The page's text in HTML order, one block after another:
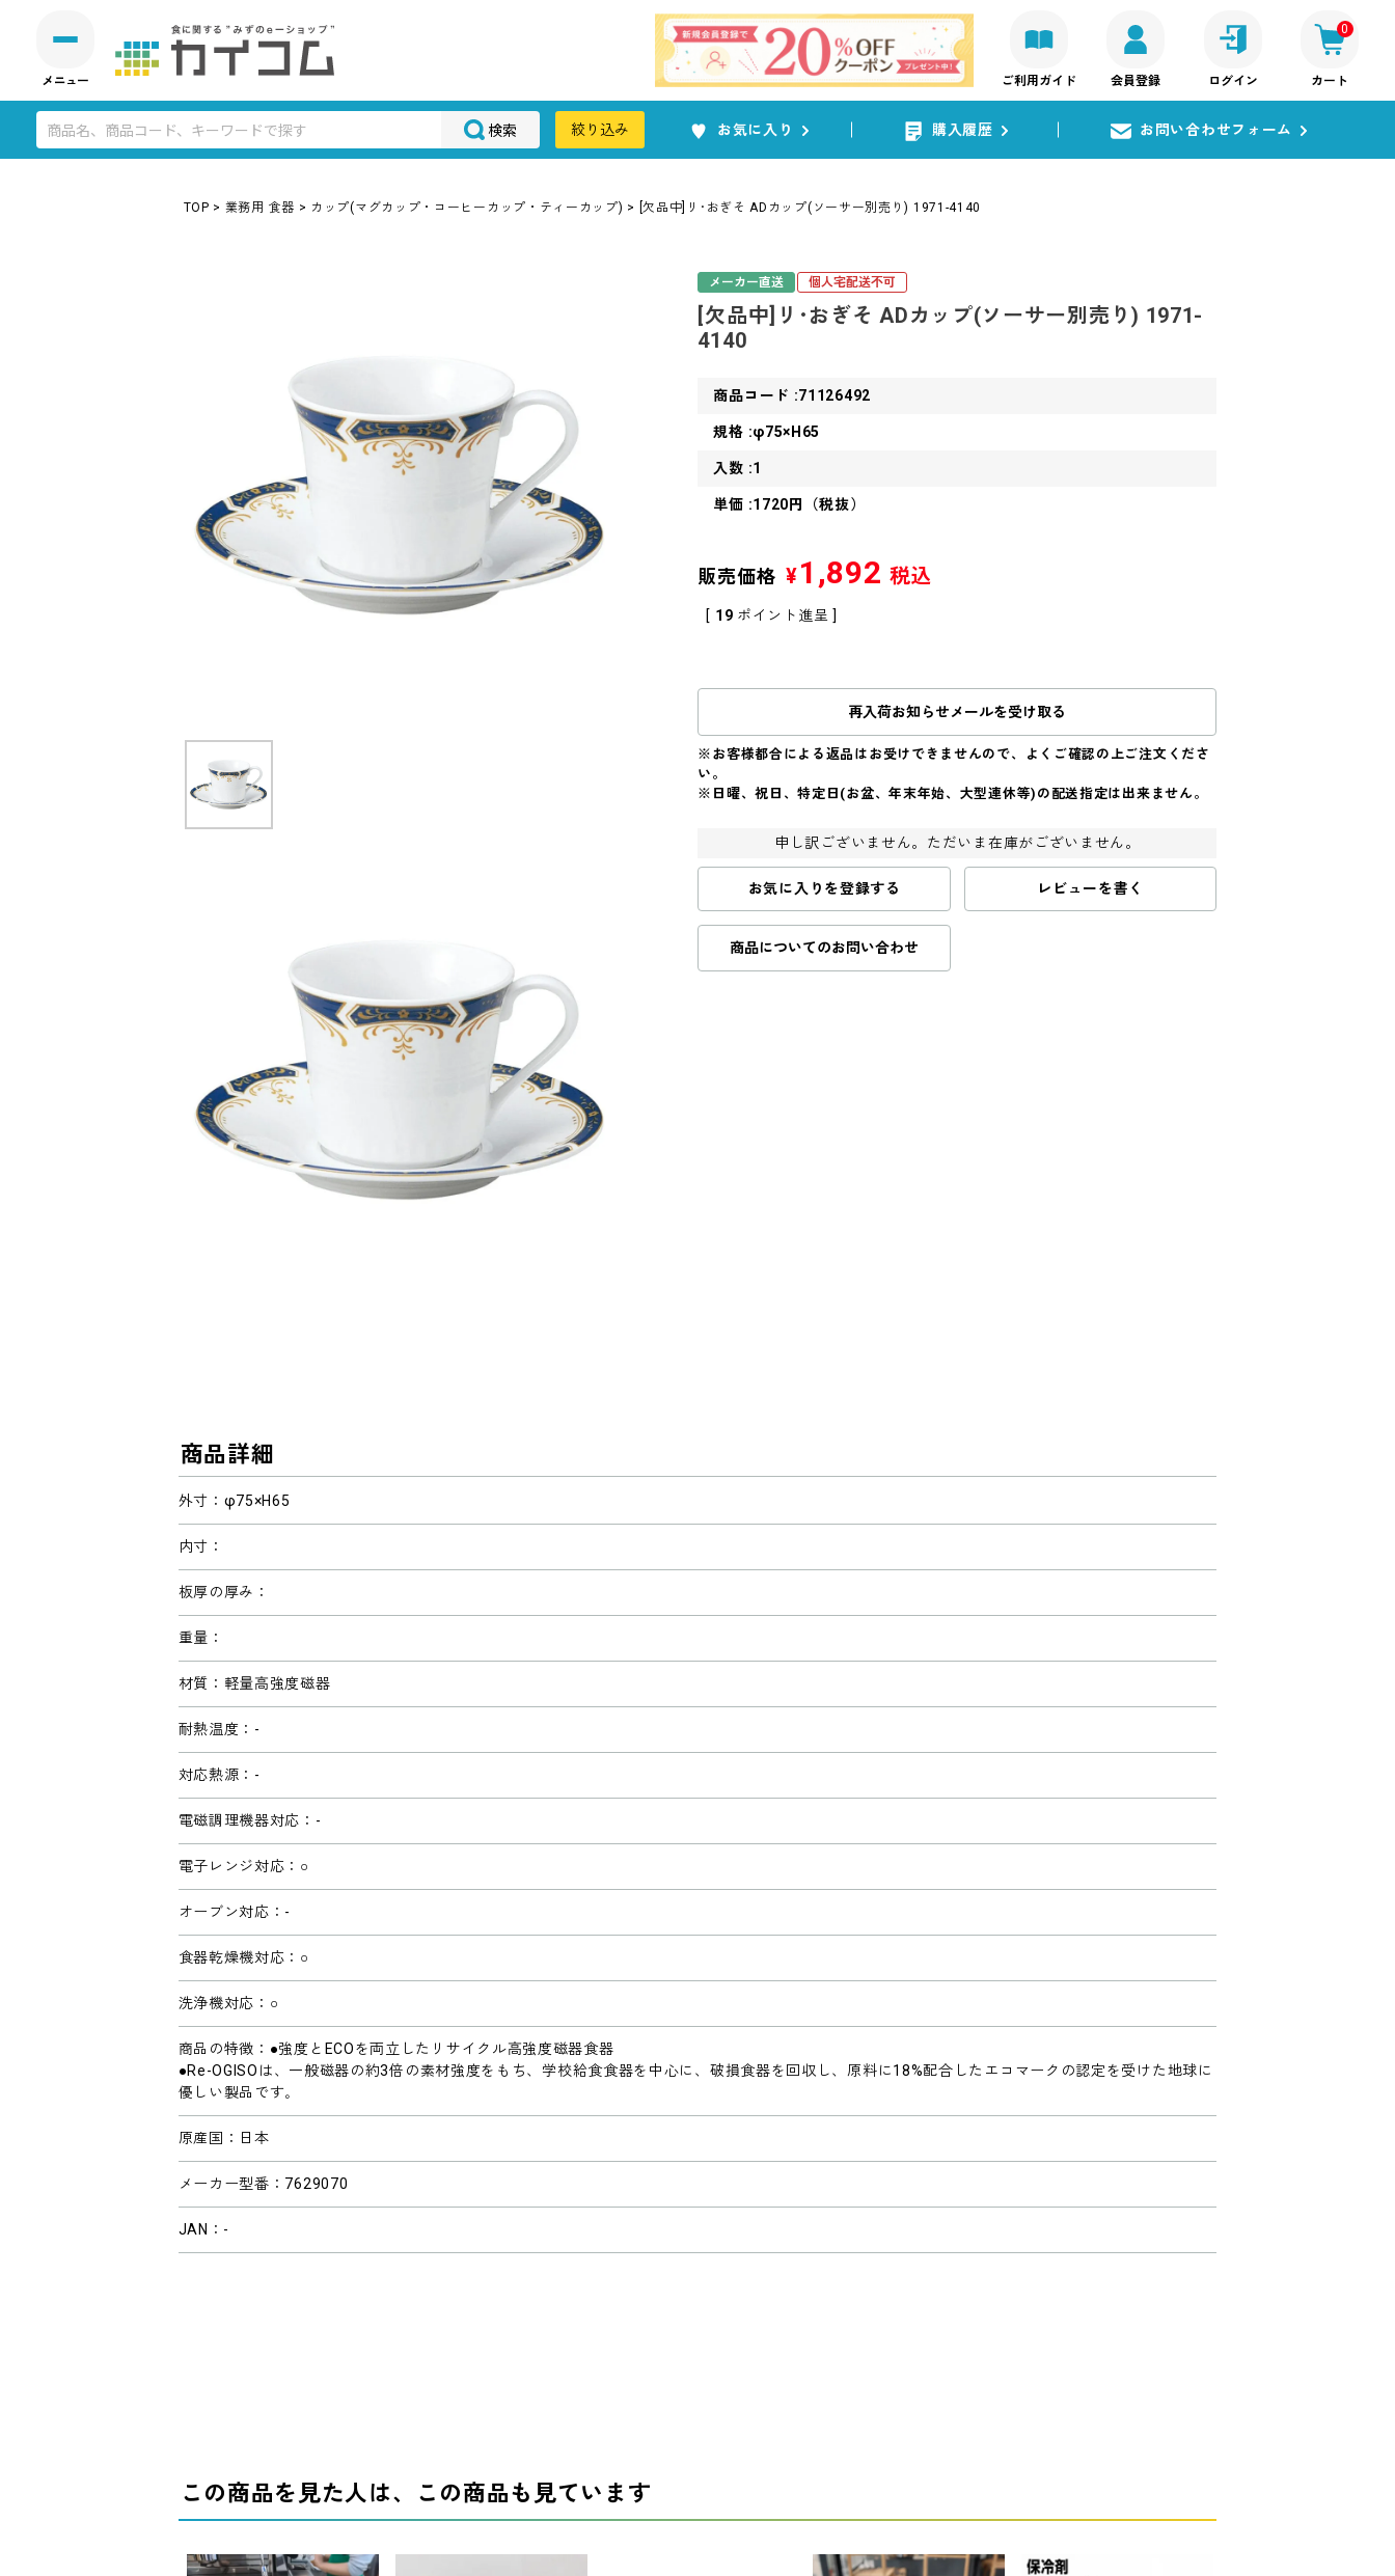
ご利用ガイド 会員登録 ログイン
0
カート
検索 絞り込み お気に入り 購入履歴 お問い合わせフォーム
TOP 業務用 食器 カップ(マグカップ・コーヒーカップ・ティーカップ) [欠品中]リ･おぎそ ADカップ(ソーサー別売り) 1971-4140
メーカー直送 個人宅配送不可
[欠品中]リ･おぎそ ADカップ(ソーサー別売り) 1971-
4140
商品コード :71126492
規格 :φ75×H65
入数 :1
単価 :1720円（税抜）
販売価格 ¥1,892 税込
[ 19 ポイント進呈 ]
再入荷お知らせメールを受け取る
※お客様都合による返品はお受けできませんので、よくご確認の上ご注文くださ
い。
※日曜、祝日、特定日(お盆、年末年始、大型連休等)の配送指定は出来ません。
申し訳ございません。ただいま在庫がございません。
お気に入りを登録する レビューを書く
商品についてのお問い合わせ
商品詳細
外寸：φ75×H65
内寸：
板厚の厚み：
重量：
材質：軽量高強度磁器
耐熱温度：-
対応熱源：-
電磁調理機器対応：-
電子レンジ対応：○
オーブン対応：-
食器乾燥機対応：○
洗浄機対応：○
商品の特徴：●強度とECOを両立したリサイクル高強度磁器食器
●Re-OGISOは、一般磁器の約3倍の素材強度をもち、学校給食食器を中心に、破損食器を回収し、原料に18%配合したエコマークの認定を受けた地球に
優しい製品です｡
原産国：日本
メーカー型番：7629070
JAN：-
この商品を見た人は、この商品も見ています